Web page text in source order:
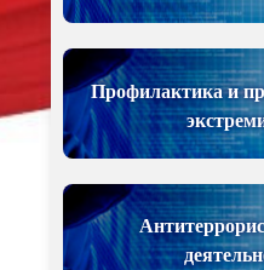
Профилактика и